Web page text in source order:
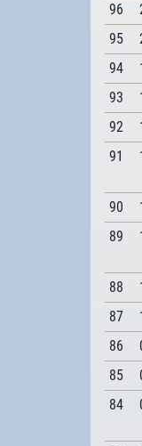
96
95
94
93
92
91
90
89
88
87
86
85
84